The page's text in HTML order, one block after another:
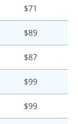
$71
$89
$87
$99
$99